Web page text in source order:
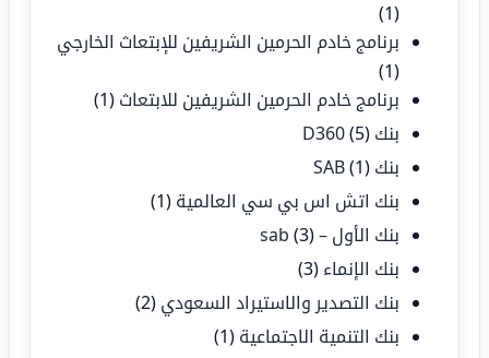
(1)
برنامج خادم الحرمين الشريفين للإبتعاث الخارجي
(1)
برنامج خادم الحرمين الشريفين للابتعاث (1)
بنك D360 (5)
بنك SAB (1)
بنك اتش اس بي سي العالمية (1)
بنك الأول – sab(3)
بنك الإنماء (3)
بنك التصدير والاستيراد السعودي (2)
بنك التنمية الاجتماعية (1)